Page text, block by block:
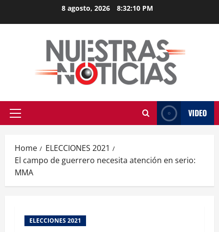
8 agosto, 2026 8:32:10 PM
Primary
VIDEO
Home
ELECCIONES 2021
El campo de guerrero necesita atención en serio:
MMA
ELECCIONES 2021